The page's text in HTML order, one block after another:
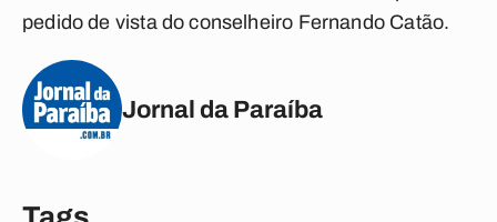
pedido de vista do conselheiro Fernando Catão.
Jornal da Paraíba